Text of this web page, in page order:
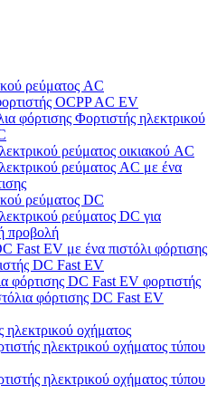
ρεύματος AC
OCPP AC EV
φόρτισης Φορτιστής ηλεκτρικού
ρεύματος οικιακού AC
ρεύματος AC με ένα
ρεύματος DC
ρεύματος DC για
προβολή
Fast EV με ένα πιστόλι φόρτισης
DC Fast EV
φόρτισης DC Fast EV φορτιστής
φόρτισης DC Fast EV
ηλεκτρικού οχήματος
ηλεκτρικού οχήματος τύπου
ηλεκτρικού οχήματος τύπου